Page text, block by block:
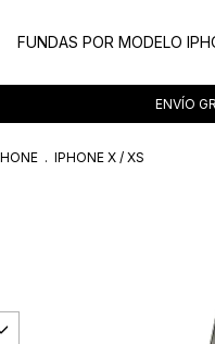
FUNDAS POR MODELO
ENVÍO
. IPHONE X / XS